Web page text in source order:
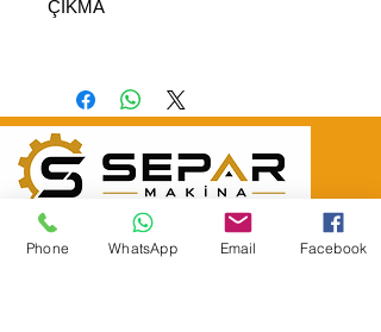
ÇIKMA
SEPAR ELEKTRİK OTOMOTİV İNŞAAT TAAH
SAN VE TİC LTD ŞTİ
: YÜKSELTEPE MAH. ŞEHİT BAYRAM ULUER
Phone WhatsApp Email Facebook